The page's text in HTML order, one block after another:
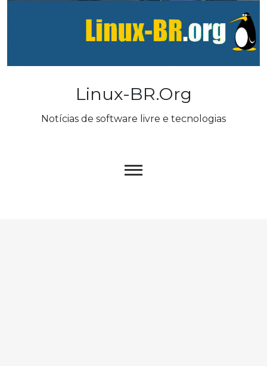
Linux-BR.org
Notícias de software livre e tecnologias